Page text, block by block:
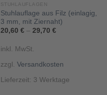
STUHLAUFLAGEN
Stuhlauflage aus Filz (einlagig,
3 mm, mit Ziernaht)
20,60 €– 29,70 €
inkl. MwSt.
zzgl. Versandkosten
Lieferzeit: 3 Werktage